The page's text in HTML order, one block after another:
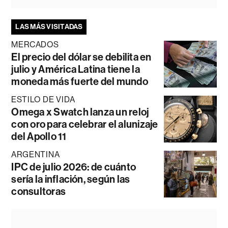
LAS MÁS VISITADAS
MERCADOS
El precio del dólar se debilita en
julio y América Latina tiene la
moneda más fuerte del mundo
ESTILO DE VIDA
Omega x Swatch lanza un reloj
con oro para celebrar el alunizaje
del Apollo 11
ARGENTINA
IPC de julio 2026: de cuánto
sería la inflación, según las
consultoras